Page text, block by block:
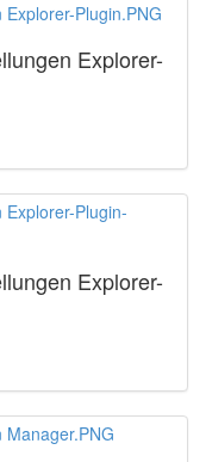
Explorer-
Explorer-